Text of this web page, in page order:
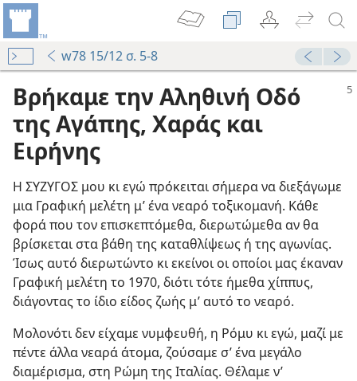
w78 15/12 σ. 5-8
Βρήκαμε την Αληθινή Οδό
της Αγάπης, Χαράς και
Ειρήνης
Η ΣΥΖΥΓΟΣ μου κι εγώ πρόκειται σήμερα να διεξάγωμε
μια Γραφική μελέτη μ’ ένα νεαρό τοξικομανή. Κάθε
φορά που τον επισκεπτόμεθα, διερωτώμεθα αν θα
βρίσκεται στα βάθη της καταθλίψεως ή της αγωνίας.
Ίσως αυτό διερωτώντο κι εκείνοι οι οποίοι μας έκαναν
Γραφική μελέτη το 1970, διότι τότε ήμεθα χίππυς,
διάγοντας το ίδιο είδος ζωής μ’ αυτό το νεαρό.
Μολονότι δεν είχαμε νυμφευθή, η Ρόμυ κι εγώ, μαζί με
πέντε άλλα νεαρά άτομα, ζούσαμε σ’ ένα μεγάλο
διαμέρισμα, στη Ρώμη της Ιταλίας. Θέλαμε ν’